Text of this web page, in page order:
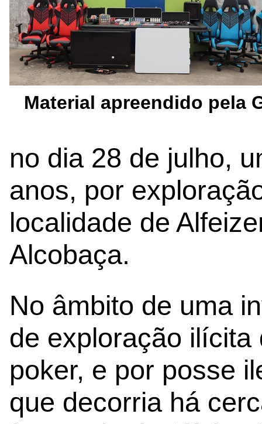
Material apreendido pela
no dia 28 de julho,
anos, por
localidade de
Alcobaça.
No âmbito de uma
de exploração
poker, e por posse
que decorria há